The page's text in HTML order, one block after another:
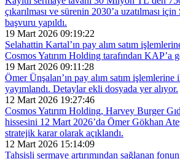
çıkarılması ve sürenin 2030’a uzatılması
başvuru yapıldı.
19 Mart 2026 09:19:22
Selahattin Kartal’ın pay alım satım
Cosmos Yatırım Holding tarafından KAP’a
19 Mart 2026 09:11:28
Ömer Ünşalan’ın pay alım satım
yayımlandı. Detaylar ekli dosyada yer alıyor.
12 Mart 2026 19:27:46
Cosmos Yatırım Holding, Harvey Burger
hissesini 12 Mart 2026’da Ömer Gökhan
stratejik karar olarak açıklandı.
12 Mart 2026 15:14:09
Tahsisli sermaye artırımından sağlanan